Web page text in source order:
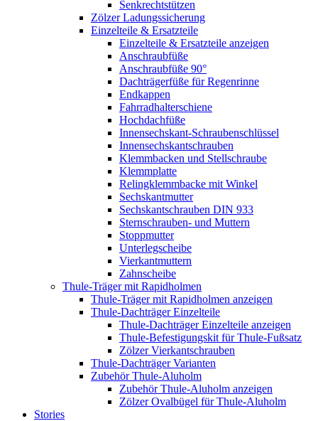
Senkrechtstützen
Zölzer Ladungssicherung
Einzelteile & Ersatzteile
Einzelteile & Ersatzteile anzeigen
Anschraubfüße
Anschraubfüße 90°
Dachträgerfüße für Regenrinne
Endkappen
Fahrradhalterschiene
Hochdachfüße
Innensechskant-Schraubenschlüssel
Innensechskantschrauben
Klemmbacken und Stellschraube
Klemmplatte
Relingklemmbacke mit Winkel
Sechskantmutter
Sechskantschrauben DIN 933
Sternschrauben- und Muttern
Stoppmutter
Unterlegscheibe
Vierkantmuttern
Zahnscheibe
Thule-Träger mit Rapidholmen
Thule-Träger mit Rapidholmen anzeigen
Thule-Dachträger Einzelteile
Thule-Dachträger Einzelteile anzeigen
Thule-Befestigungskit für Thule-Fußsatz
Zölzer Vierkantschrauben
Thule-Dachträger Varianten
Zubehör Thule-Aluholm
Zubehör Thule-Aluholm anzeigen
Zölzer Ovalbügel für Thule-Aluholm
Stories